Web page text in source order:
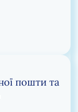
із технічними
пошти та